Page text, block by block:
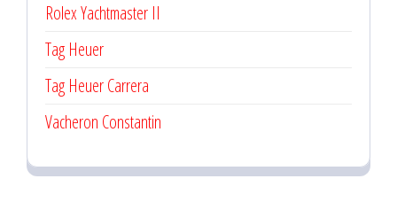
Rolex Yachtmaster II
Tag Heuer
Tag Heuer Carrera
Vacheron Constantin